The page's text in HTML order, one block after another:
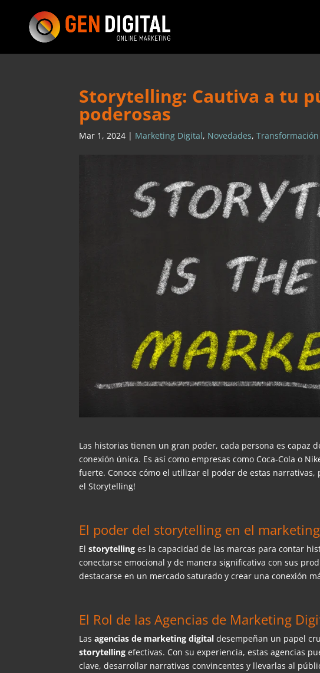
Storytelling: Cautiva a tu
poderosas
Mar 1, 2024 | Marketing Digital, Novedades,
Las historias tienen un gran poder, cada persona es capaz
conexión única. Es así como empresas como Coca-Cola o
fuerte. Conoce cómo el utilizar el poder de estas
el Storytelling!
El poder del storytelling en el
Elstorytelling es la capacidad de las marcas para contar
conectarse emocional y de manera significativa con sus
destacarse en un mercado saturado y crear una conexión
El Rol de las Agencias de Marketing
Lasagencias de marketing digital desempeñan un papel
storytelling efectivas. Con su experiencia, estas agencias
clave, desarrollar narrativas convincentes y llevarlas al